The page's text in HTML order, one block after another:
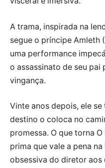
A trama, inspirada na
segue o príncipe Amleth
uma performance
o assassinato de seu
vingança.
Vinte anos depois, ele
destino o coloca no
promessa. O que torna
prima que vale a pena
obsessiva do diretor